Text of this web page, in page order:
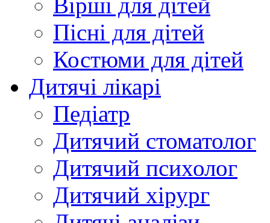
Пісні для дітей
Костюми для дітей
Дитячі лікарі
Педіатр
Дитячий стоматолог
Дитячий психолог
Дитячий хірург